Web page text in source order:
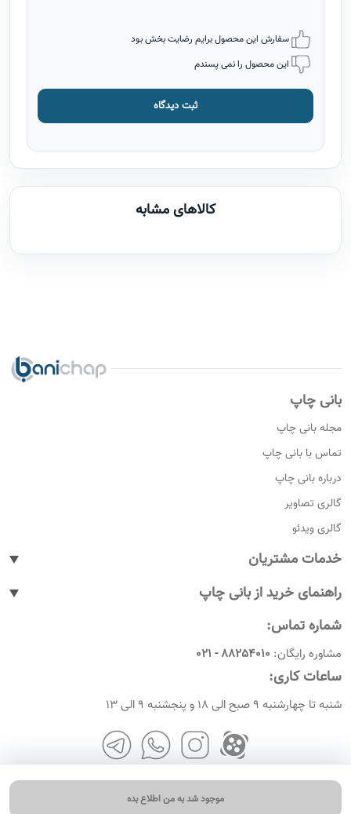
سفارش این محصول برایم رضایت بخش بود
این محصول را نمی پسندم
ثبت دیدگاه
کالاهای مشابه
موجود شد به من اطلاع بده
بانی چاپ
مجله بانی چاپ
تماس با بانی چاپ
درباره بانی چاپ
گالری تصاویر
گالری ویدئو
خدمات مشتریان
پیگیری سفارشات
رویه های بازگرداندن کالا
شرایط و قوانین
راهنمای خرید از بانی چاپ
نحوه ثبت سفارش
نحوه ثبت نام
نحوه ارسال سفارشات
راهنمای پرداخت
شماره تماس:
مشاوره رایگان: 88254010 - 021
ساعات کاری:
شنبه تا چهارشنبه 9 صبح الی 18 و پنجشنبه 9 الی 13